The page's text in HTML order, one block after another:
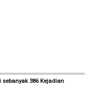
386 Kejadian